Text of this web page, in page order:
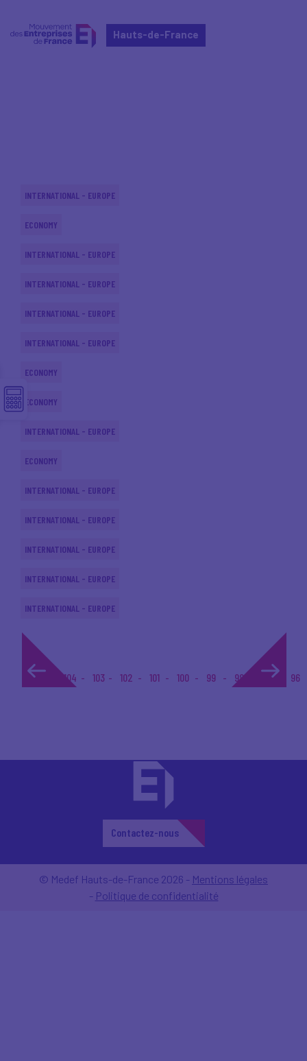
Hauts-de-France
INTERNATIONAL - EUROPE
ECONOMY
INTERNATIONAL - EUROPE
INTERNATIONAL - EUROPE
INTERNATIONAL - EUROPE
INTERNATIONAL - EUROPE
ECONOMY
ECONOMY
INTERNATIONAL - EUROPE
ECONOMY
INTERNATIONAL - EUROPE
INTERNATIONAL - EUROPE
INTERNATIONAL - EUROPE
INTERNATIONAL - EUROPE
INTERNATIONAL - EUROPE
1... 104 103 102 101 100 99 98 96
Contactez-nous
© Medef Hauts-de-France 2026 - Mentions légales
- Politique de confidentialité